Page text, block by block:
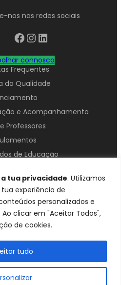
a tua privacidade. Utilizamos
experiência de
personalizados e
clicar em "Aceitar Todos",
de cookies.
tudo
nos nas redes sociais
Facebook
Instagram
LinkedIn
connosco
Frequentes
da Qualidade
e Acompanhamento
Professores
de Educação
Contactos